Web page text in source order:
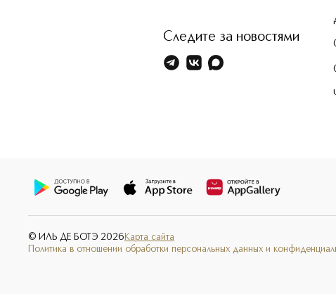
Следите за новостями
© ИЛЬ ДЕ БОТЭ 2026 Карта сайта
Политика в отношении обработки персональных данных и